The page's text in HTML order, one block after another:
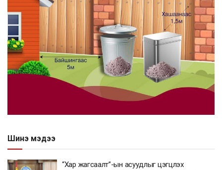
Шинэ мэдээ
“Хар жагсаалт”-ын асуудлыг цэгцлэх